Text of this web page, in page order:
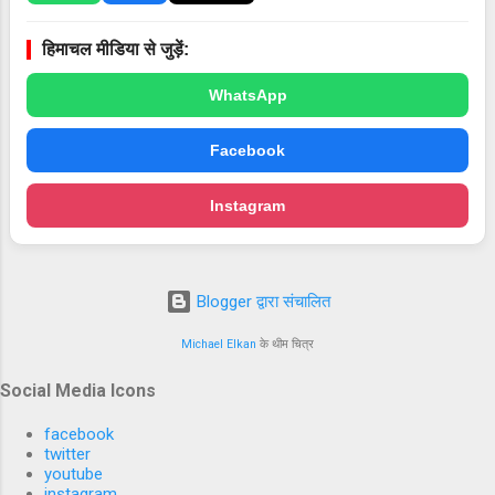
1965 के तहत् स्वास्थ्य विभाग में कार्यरत अधिकारियों /
हिमाचल मीडिया से जुड़ें:
WhatsApp
Facebook
Instagram
Blogger द्वारा संचालित
Michael Elkan के थीम चित्र
Social Media Icons
facebook
twitter
youtube